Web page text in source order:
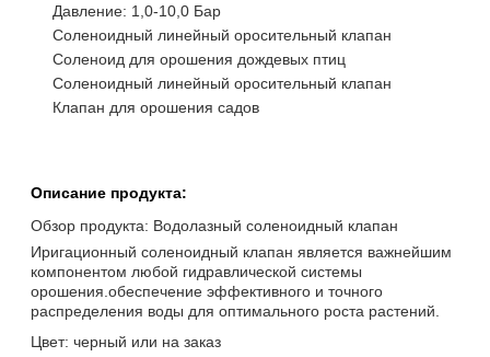
Давление: 1,0-10,0 Бар
Соленоидный линейный оросительный клапан
Соленоид для орошения дождевых птиц
Соленоидный линейный оросительный клапан
Клапан для орошения садов
Описание продукта:
Обзор продукта: Водолазный соленоидный клапан
Иригационный соленоидный клапан является важнейшим
компонентом любой гидравлической системы
орошения.обеспечение эффективного и точного
распределения воды для оптимального роста растений.
Цвет: черный или на заказ